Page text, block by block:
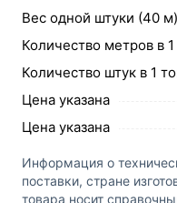
Вес одной штуки (40 м)
Количество метров в
Количество штук в 1
Цена указана
Цена указана
Информация о
поставки, стране
товара носит